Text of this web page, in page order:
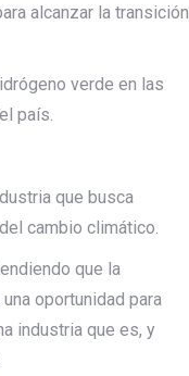
alcanzar la transición
verde en las
país.
que busca
cambio climático.
que la
oportunidad para
industria que es, y